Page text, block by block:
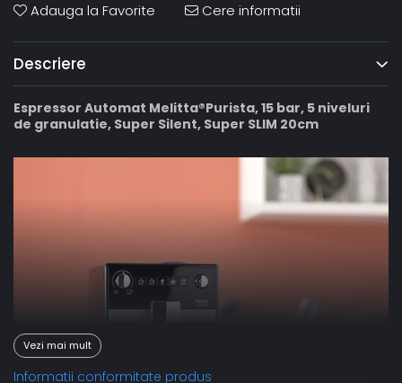
Adauga la Favorite Cere informatii
Descriere
Espressor Automat Melitta®Purista, 15 bar, 5 niveluri
de granulatie, Super Silent, Super SLIM 20cm
Vezi mai mult
Informatii conformitate produs